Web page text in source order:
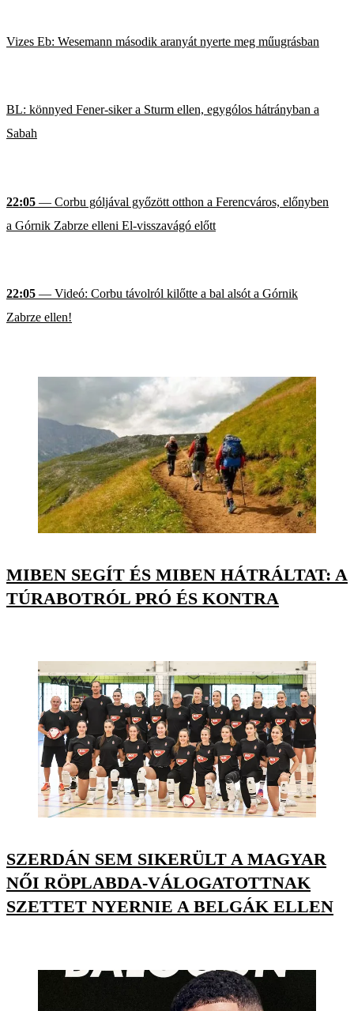
Vizes Eb: Wesemann második aranyát nyerte meg műugrásban
BL: könnyed Fener-siker a Sturm ellen, egygólos hátrányban a
Sabah
22:05 — Corbu góljával győzött otthon a Ferencváros, előnyben
a Górnik Zabrze elleni El-visszavágó előtt
22:05 — Videó: Corbu távolról kilőtte a bal alsót a Górnik
Zabrze ellen!
MIBEN SEGÍT ÉS MIBEN HÁTRÁLTAT: A
TÚRABOTRÓL PRÓ ÉS KONTRA
SZERDÁN SEM SIKERÜLT A MAGYAR
NŐI RÖPLABDA-VÁLOGATOTTNAK
SZETTET NYERNIE A BELGÁK ELLEN